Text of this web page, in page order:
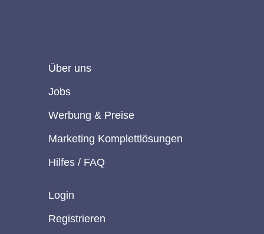
Über uns
Jobs
Werbung & Preise
Marketing Komplettlösungen
Hilfes / FAQ
Login
Registrieren